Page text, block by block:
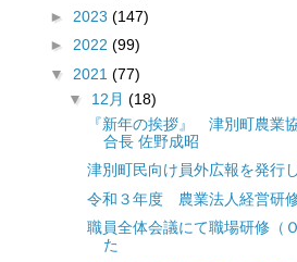
► 2023 (147)
► 2022 (99)
▼ 2021 (77)
▼ 12月 (18)
『新年の挨拶』 津別町農業
合長 佐野成昭
津別町民向け員外広報を発行
令和３年度 農業法人経営研
職員全体会議にて職場研修（
た